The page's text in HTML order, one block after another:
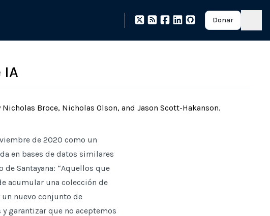
Donar
Nicholas Broce, Nicholas Olson, and Jason Scott-Hakanson.
de 2020 como un
en bases de datos similares
Santayana: “Aquellos que
acumular una colección de
nuevo conjunto de
garantizar que no aceptemos